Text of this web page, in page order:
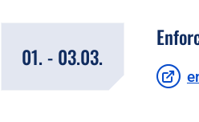
01. - 03.03.